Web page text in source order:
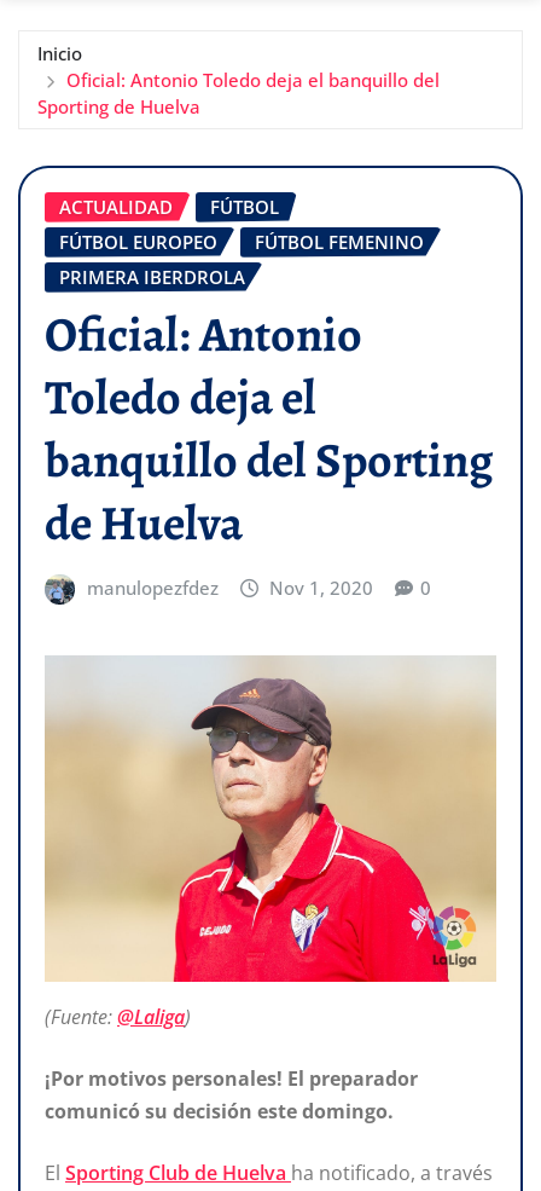
Inicio
Oficial: Antonio Toledo deja el banquillo del
Sporting de Huelva
ACTUALIDAD
FÚTBOL
FÚTBOL EUROPEO
FÚTBOL FEMENINO
PRIMERA IBERDROLA
Oficial: Antonio
Toledo deja el
banquillo del Sporting
de Huelva
manulopezfdez Nov 1, 2020 0
(Fuente:@Laliga)
¡Por motivos personales! El preparador
comunicó su decisión este domingo.
El Sporting Club de Huelva ha notificado, a través